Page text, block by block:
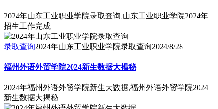
2024年山东工业职业学院录取查询,山东工业职业学院2024年
招生工作完成
录取查询2024年山东工业职业学院录取查询2024/8/28
福州外语外贸学院2024新生数据大揭秘
2024年福州外语外贸学院新生大数据,福州外语外贸学院2024
新生数据大揭秘